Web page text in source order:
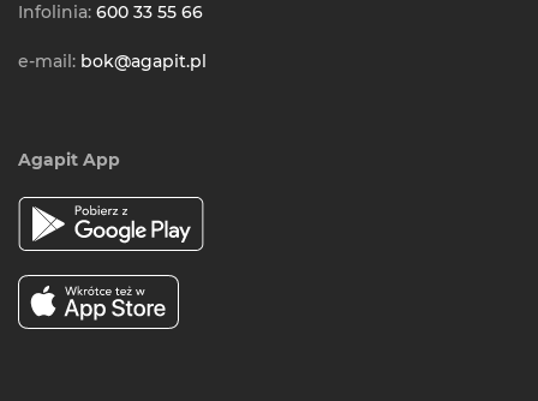
Infolinia: 600 33 55 66
e-mail: bok@agapit.pl
Agapit App